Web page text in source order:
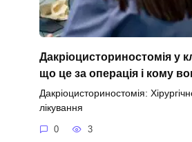
Дакріоцисториностомія у
що це за операція і кому
Дакріоцисториностомія:
лікування
0 3